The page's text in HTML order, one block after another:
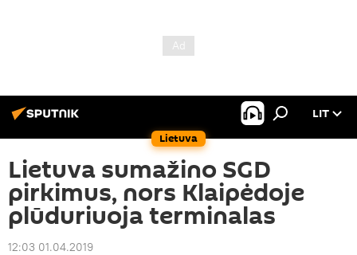
Lietuva
LIT
Lietuva sumažino SGD
pirkimus, nors Klaipėdoje
plūduriuoja terminalas
12:03 01.04.2019